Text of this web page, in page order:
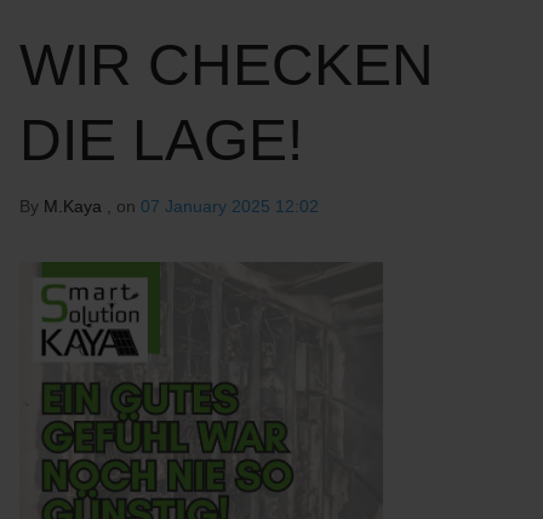
WIR CHECKEN
DIE LAGE!
By M.Kaya , on 07 January 2025 12:02